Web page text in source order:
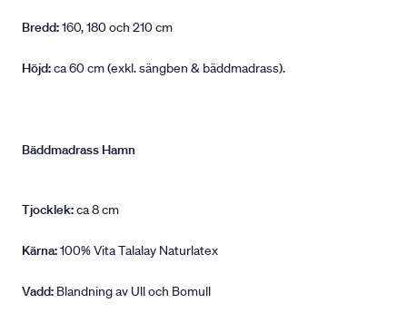
Bredd:160, 180 och 210 cm
Höjd:ca 60 cm (exkl. sängben & bäddmadrass).
Bäddmadrass Hamn
Tjocklek:ca 8 cm
Kärna:100% Vita Talalay Naturlatex
Vadd: Blandning av Ull och Bomull